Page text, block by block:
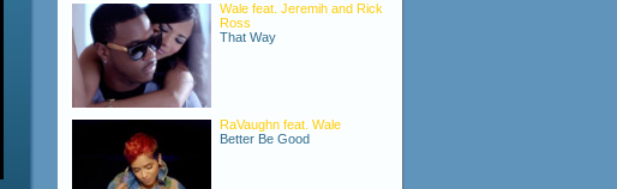
Wale feat. Jeremih and Rick
Ross
That Way
RaVaughn feat. Wale
Better Be Good